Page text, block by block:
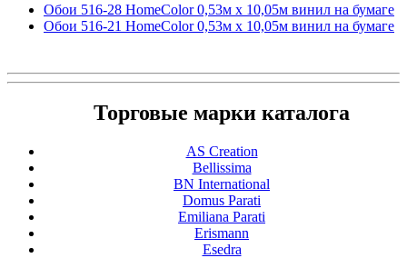
Обои 516-28 HomeColor 0,53м x 10,05м винил на бумаге
Обои 516-21 HomeColor 0,53м x 10,05м винил на бумаге
Торговые марки каталога
AS Creation
Bellissima
BN International
Domus Parati
Emiliana Parati
Erismann
Esedra